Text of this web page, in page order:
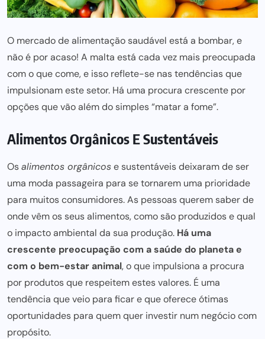
O mercado de alimentação saudável está a bombar, e
não é por acaso! A malta está cada vez mais preocupada
com o que come, e isso reflete-se nas tendências que
impulsionam este setor. Há uma procura crescente por
opções que vão além do simples “matar a fome”.
Alimentos Orgânicos E Sustentáveis
Osalimentos orgânicose sustentáveis deixaram de ser
uma moda passageira para se tornarem uma prioridade
para muitos consumidores. As pessoas querem saber de
onde vêm os seus alimentos, como são produzidos e qual
o impacto ambiental da sua produção. Há uma
crescente preocupação com a saúde do planeta e
com o bem-estar animal, o que impulsiona a procura
por produtos que respeitem estes valores. É uma
tendência que veio para ficar e que oferece ótimas
oportunidades para quem quer investir num negócio com
propósito.